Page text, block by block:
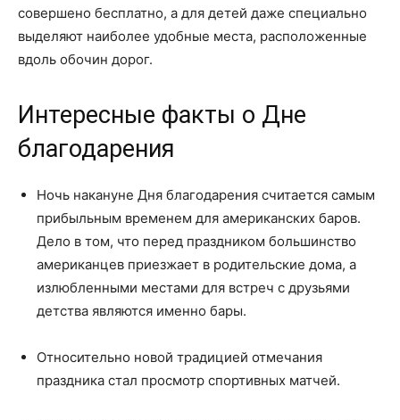
совершено бесплатно, а для детей даже специально
выделяют наиболее удобные места, расположенные
вдоль обочин дорог.
Интересные факты о Дне
благодарения
Ночь накануне Дня благодарения считается самым
прибыльным временем для американских баров.
Дело в том, что перед праздником большинство
американцев приезжает в родительские дома, а
излюбленными местами для встреч с друзьями
детства являются именно бары.
Относительно новой традицией отмечания
праздника стал просмотр спортивных матчей.